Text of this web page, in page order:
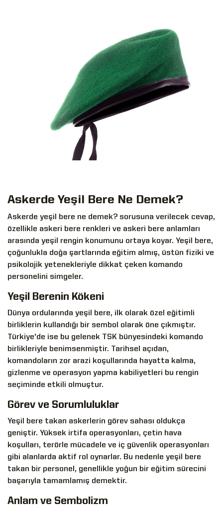
Askerde Yeşil Bere Ne Demek?
Askerde yeşil bere ne demek? sorusuna verilecek cevap,
özellikle askeri bere renkleri ve askeri bere anlamları
arasında yeşil rengin konumunu ortaya koyar. Yeşil bere,
çoğunlukla doğa şartlarında eğitim almış, üstün fiziki ve
psikolojik yetenekleriyle dikkat çeken komando
personelini simgeler.
Yeşil Berenin Kökeni
Dünya ordularında yeşil bere, ilk olarak özel eğitimli
birliklerin kullandığı bir sembol olarak öne çıkmıştır.
Türkiye'de ise bu gelenek TSK bünyesindeki komando
birlikleriyle benimsenmiştir. Tarihsel açıdan,
komandoların zor arazi koşullarında hayatta kalma,
gizlenme ve operasyon yapma kabiliyetleri bu rengin
seçiminde etkili olmuştur.
Görev ve Sorumluluklar
Yeşil bere takan askerlerin görev sahası oldukça
geniştir. Yüksek irtifa operasyonları, çetin hava
koşulları, terörle mücadele ve iç güvenlik operasyonları
gibi alanlarda aktif rol oynarlar. Bu nedenle yeşil bere
takan bir personel, genellikle yoğun bir eğitim sürecini
başarıyla tamamlamış demektir.
Anlam ve Sembolizm